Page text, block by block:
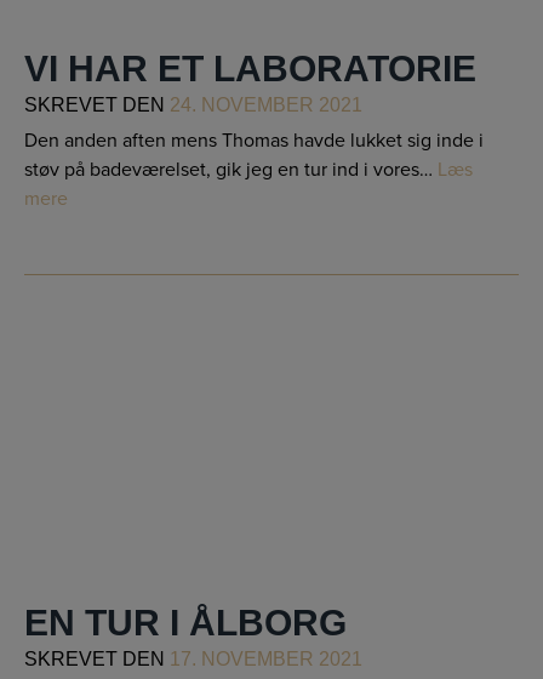
VI HAR ET LABORATORIE
SKREVET DEN 24. NOVEMBER 2021
Den anden aften mens Thomas havde lukket sig inde i
støv på badeværelset, gik jeg en tur ind i vores… Læs
mere
EN TUR I ÅLBORG
SKREVET DEN 17. NOVEMBER 2021